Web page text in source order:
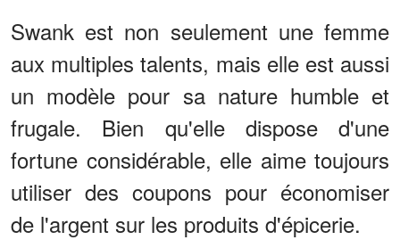
Swank est non seulement une femme
aux multiples talents, mais elle est aussi
un modèle pour sa nature humble et
frugale. Bien qu'elle dispose d'une
fortune considérable, elle aime toujours
utiliser des coupons pour économiser
de l'argent sur les produits d'épicerie.